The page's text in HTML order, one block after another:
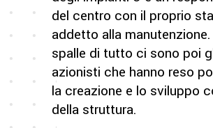
del centro con il proprio
addetto alla
spalle di tutto ci sono poi
azionisti che hanno reso
la creazione e lo sviluppo
della struttura.